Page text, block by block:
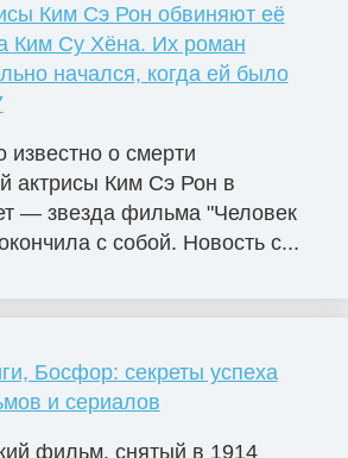
Ким Сэ Рон обвиняют её
Ким Су Хёна. Их роман
начался, когда ей было
известно о смерти
актрисы Ким Сэ Рон в
— звезда фильма "Человек
с собой. Новость с...
Босфор: секреты успеха
и сериалов
фильм, снятый в 1914